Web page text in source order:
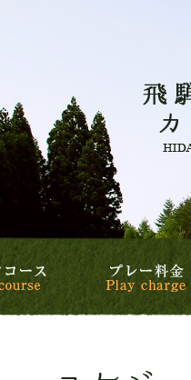
ゴルフコース